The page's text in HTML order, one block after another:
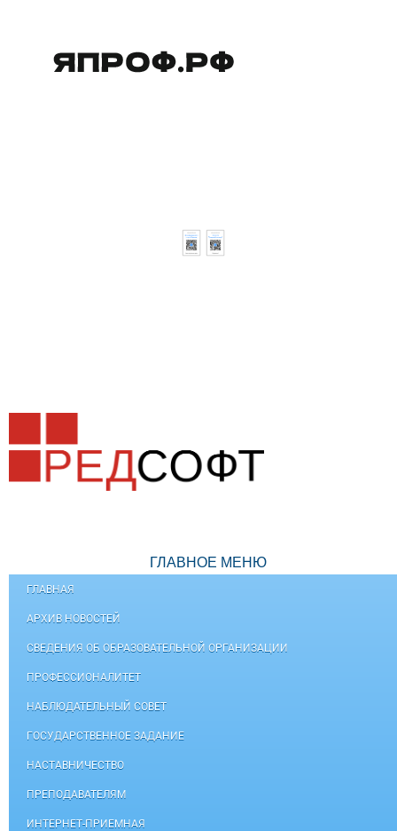
ГЛАВНОЕ МЕНЮ
ГЛАВНАЯ
АРХИВ НОВОСТЕЙ
СВЕДЕНИЯ ОБ ОБРАЗОВАТЕЛЬНОЙ ОРГАНИЗАЦИИ
ПРОФЕССИОНАЛИТЕТ
НАБЛЮДАТЕЛЬНЫЙ СОВЕТ
ГОСУДАРСТВЕННОЕ ЗАДАНИЕ
НАСТАВНИЧЕСТВО
ПРЕПОДАВАТЕЛЯМ
ИНТЕРНЕТ-ПРИЕМНАЯ